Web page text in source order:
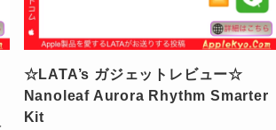
☆LATA’s ガジェットレビュー☆
Nanoleaf Aurora Rhythm Smarter
Kit